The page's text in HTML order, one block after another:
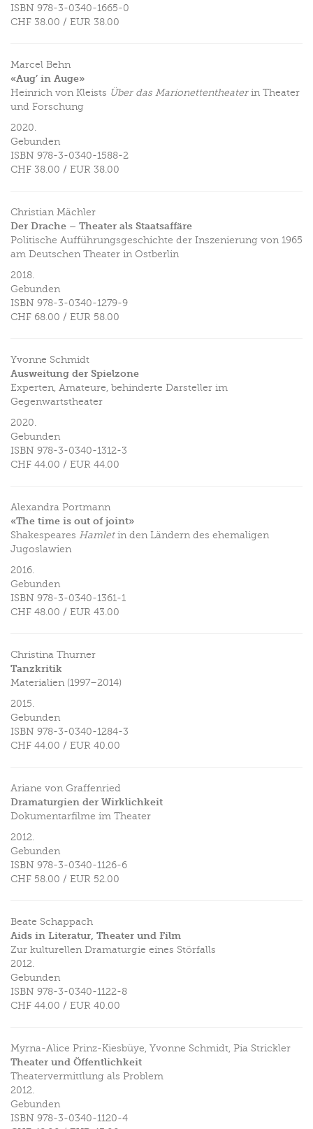
ISBN 978-3-0340-1665-0
CHF 38.00 / EUR 38.00
Marcel Behn
«Aug’ in Auge»
Heinrich von Kleists Über das Marionettentheaterin Theater
und Forschung
2020.
Gebunden
ISBN 978-3-0340-1588-2
CHF 38.00 / EUR 38.00
Christian Mächler
Der Drache – Theater als Staatsaffäre
Politische Aufführungsgeschichte der Inszenierung von 1965
am Deutschen Theater in Ostberlin
2018.
Gebunden
ISBN 978-3-0340-1279-9
CHF 68.00 / EUR 58.00
Yvonne Schmidt
Ausweitung der Spielzone
Experten, Amateure, behinderte Darsteller im
Gegenwartstheater
2020.
Gebunden
ISBN 978-3-0340-1312-3
CHF 44.00 / EUR 44.00
Alexandra Portmann
«The time is out of joint»
Shakespeares Hamletin den Ländern des ehemaligen
Jugoslawien
2016.
Gebunden
ISBN 978-3-0340-1361-1
CHF 48.00 / EUR 43.00
Christina Thurner
Tanzkritik
Materialien (1997–2014)
2015.
Gebunden
ISBN 978-3-0340-1284-3
CHF 44.00 / EUR 40.00
Ariane von Graffenried
Dramaturgien der Wirklichkeit
Dokumentarfilme im Theater
2012.
Gebunden
ISBN 978-3-0340-1126-6
CHF 58.00 / EUR 52.00
Beate Schappach
Aids in Literatur, Theater und Film
Zur kulturellen Dramaturgie eines Störfalls
2012.
Gebunden
ISBN 978-3-0340-1122-8
CHF 44.00 / EUR 40.00
Myrna-Alice Prinz-Kiesbüye, Yvonne Schmidt, Pia Strickler
Theater und Öffentlichkeit
Theatervermittlung als Problem
2012.
Gebunden
ISBN 978-3-0340-1120-4